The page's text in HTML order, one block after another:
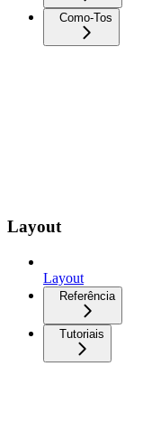
Como-Tos
Layout
Layout
Referência
Tutoriais